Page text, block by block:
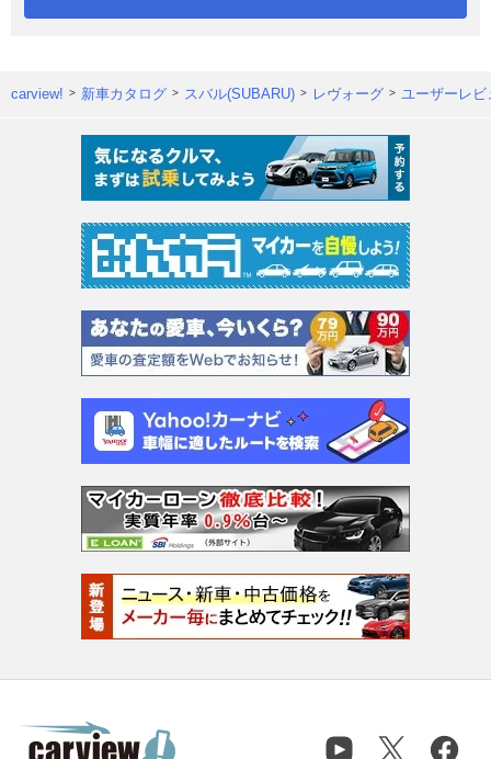
carview! 新車カタログ スバル(SUBARU) レヴォーグ ユーザーレ